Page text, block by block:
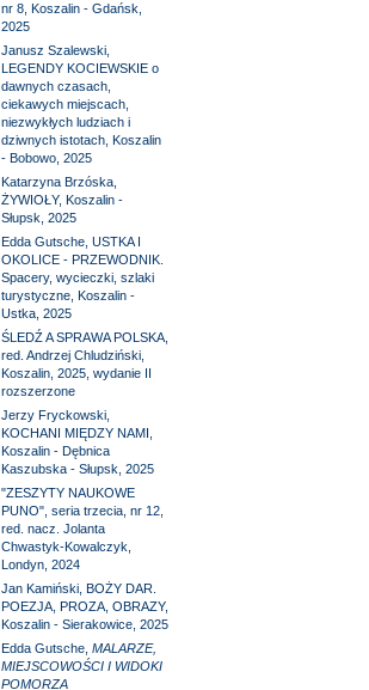
nr 8, Koszalin - Gdańsk,
2025
Janusz Szalewski,
LEGENDY KOCIEWSKIE o
dawnych czasach,
ciekawych miejscach,
niezwykłych ludziach i
dziwnych istotach, Koszalin
- Bobowo, 2025
Katarzyna Brzóska,
ŻYWIOŁY, Koszalin -
Słupsk, 2025
Edda Gutsche, USTKA I
OKOLICE - PRZEWODNIK.
Spacery, wycieczki, szlaki
turystyczne, Koszalin -
Ustka, 2025
ŚLEDŹ A SPRAWA POLSKA,
red. Andrzej Chludziński,
Koszalin, 2025, wydanie II
rozszerzone
Jerzy Fryckowski,
KOCHANI MIĘDZY NAMI,
Koszalin - Dębnica
Kaszubska - Słupsk, 2025
"ZESZYTY NAUKOWE
PUNO", seria trzecia, nr 12,
red. nacz. Jolanta
Chwastyk-Kowalczyk,
Londyn, 2024
Jan Kamiński, BOŻY DAR.
POEZJA, PROZA, OBRAZY,
Koszalin - Sierakowice, 2025
Edda Gutsche, MALARZE,
MIEJSCOWOŚCI I WIDOKI
POMORZA